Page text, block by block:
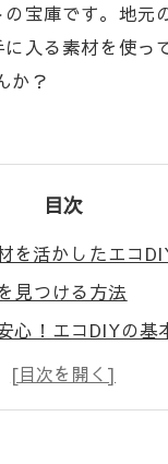
宝庫です。地
入る素材を使
か？
目次
を活かしたエコ
見つける方法
心！エコDIYの基
活かしたDIYプロ
ツールとその選び